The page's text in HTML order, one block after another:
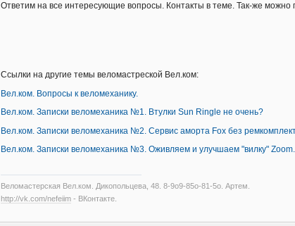
Ответим на все интересующие вопросы. Контакты в теме. Так-же можно
Ссылки на другие темы веломастреской Вел.ком:
Вел.ком. Вопросы к веломеханику.
Вел.ком. Записки веломеханика №1. Втулки Sun Ringle не очень?
Вел.ком. Записки веломеханика №2. Сервис аморта Fox без
Вел.ком. Записки веломеханика №3. Оживляем и улучшаем "вилку" Zoom.
Веломастерская Вел.ком. Дикопольцева, 48. 8-9о9-85о-81-5о. Артем.
http://vk.com/nefeiim - ВКонтакте.